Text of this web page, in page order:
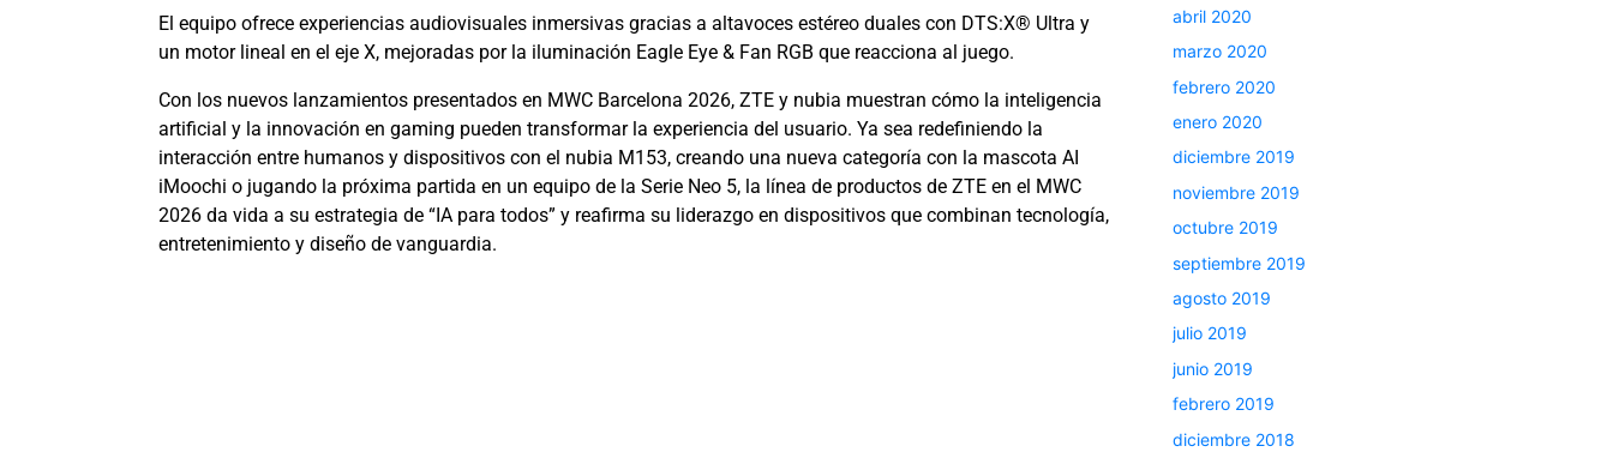
El equipo ofrece experiencias audiovisuales inmersivas gracias a altavoces estéreo duales con DTS:X® Ultra y
un motor lineal en el eje X, mejoradas por la iluminación Eagle Eye & Fan RGB que reacciona al juego.
Con los nuevos lanzamientos presentados en MWC Barcelona 2026, ZTE y nubia muestran cómo la inteligencia
artificial y la innovación en gaming pueden transformar la experiencia del usuario. Ya sea redefiniendo la
interacción entre humanos y dispositivos con el nubia M153, creando una nueva categoría con la mascota AI
iMoochi o jugando la próxima partida en un equipo de la Serie Neo 5, la línea de productos de ZTE en el MWC
2026 da vida a su estrategia de “IA para todos” y reafirma su liderazgo en dispositivos que combinan tecnología,
entretenimiento y diseño de vanguardia.
abril 2020
marzo 2020
febrero 2020
enero 2020
diciembre 2019
noviembre 2019
octubre 2019
septiembre 2019
agosto 2019
julio 2019
junio 2019
febrero 2019
diciembre 2018